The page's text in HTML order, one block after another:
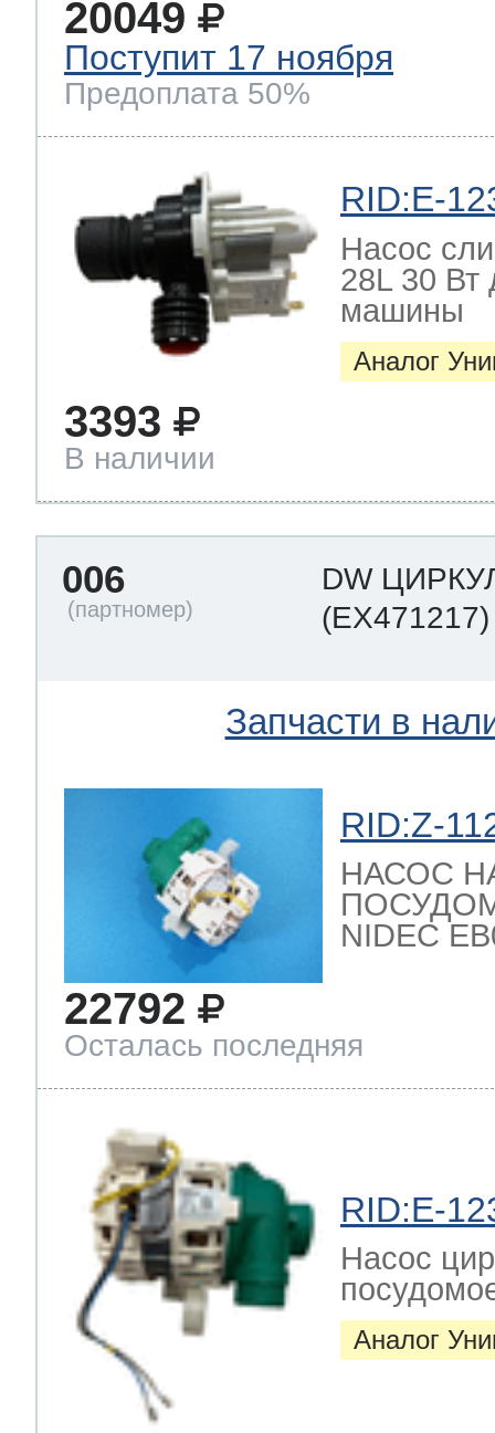
20049
Поступит 17 ноября
Предоплата 50%
RID:E-
Насос
28L 30 Вт
машины
Аналог
3393
В наличии
006
DW
(EX471217)
Запчасти в
RID:Z-
НАСОС
NIDEC
22792
Осталась последняя
RID:E-
Насос
Аналог